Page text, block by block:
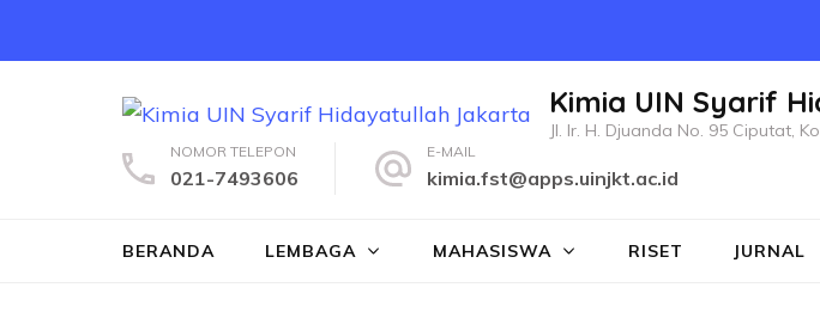
Kimia UIN Syarif
Jl. Ir. H. Djuanda No. 95 Ciputat,
NOMOR TELEPON
021-7493606
E-MAIL
kimia.fst@apps.uinjkt.ac.id
BERANDA LEMBAGA MAHASISWA RISET JURNAL